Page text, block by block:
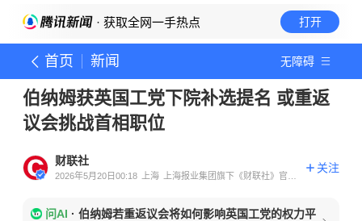
· 获取全网一手热点 打开
首页 新闻 无障碍
伯纳姆获英国工党下院补选提名 或重返
议会挑战首相职位
财联社
2026年5月20日00:18 上海
上海报业集团旗下《财联社》官方
关注
问AI · 伯纳姆若重返议会将如何影响英国工党的权力平